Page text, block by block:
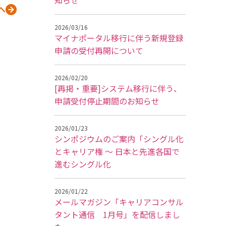
2026/03/16
マイナポータル移行に伴う新規登録
申請の受付再開について
2026/02/20
[再掲・重要]システム移行に伴う、
申請受付停止期間のお知らせ
2026/01/23
シンポジウムのご案内「シングル化
とキャリア権 ～ 日本と先進各国で
進むシングル化
2026/01/22
メールマガジン「キャリアコンサル
タント通信 1月号」を配信しまし